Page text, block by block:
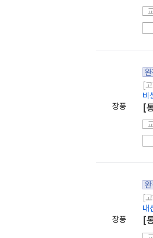
장풍
[
비
[
장풍
[
내
[